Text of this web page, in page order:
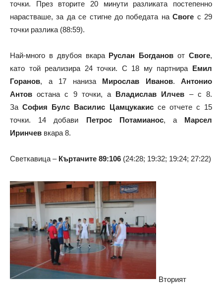
точки. През вторите 20 минути разликата постепенно
нарастваше, за да се стигне до победата наСвоге с 29
точки разлика (88:59).
Най-много в двубоя вкара Руслан Богданов от Своге,
като той реализира 24 точки. С 18 му партнира Емил
Горанов, а 17 наниза Мирослав Иванов. Антонио
Антов остана с 9 точки, а Владислав Илчев – с 8.
ЗаСофия Булс Василис Цамцукакиссе отчете с 15
точки. 14 добави Петрос Потамианос, а Марсел
Иринчев вкара 8.
Светкавица – Къртачите 89:106 (24:28; 19:32; 19:24; 27:22)
Вторият